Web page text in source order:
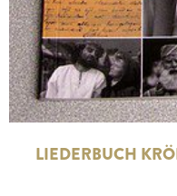
LIEDERBUCH